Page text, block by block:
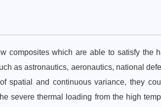
composites which are able to satisfy the
as astronautics, aeronautics, national
spatial and continuous variance, they
severe thermal loading from the high